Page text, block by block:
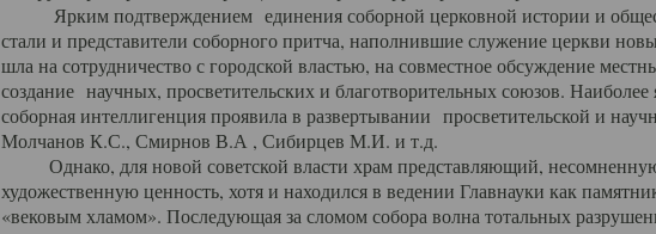
Ярким подтверждением единения соборной церковной истории и
стали и представители соборного притча, наполнившие служение церкви
шла на сотрудничество с городской властью, на совместное обсуждение
создание научных, просветительских и благотворительных союзов.
соборная интеллигенция проявила в развертывании просветительской и
Молчанов К.С., Смирнов В.А , Сибирцев М.И. и т.д.
Однако, для новой советской власти храм представляющий,
художественную ценность, хотя и находился в ведении Главнауки как
«вековым хламом». Последующая за сломом собора волна тотальных